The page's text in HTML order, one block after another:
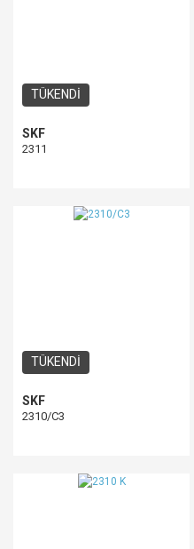
TÜKENDİ
SKF
2311
TÜKENDİ
SKF
2310/C3